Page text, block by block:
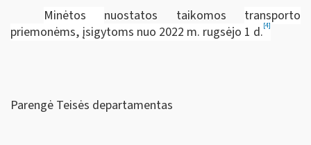
Minėtos nuostatos taikomos transporto
priemonėms, įsigytoms nuo 2022 m. rugsėjo 1 d.[4]
Parengė Teisės departamentas